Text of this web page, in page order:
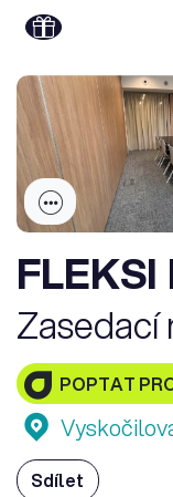
Zasedací
POPTAT
Sdílet